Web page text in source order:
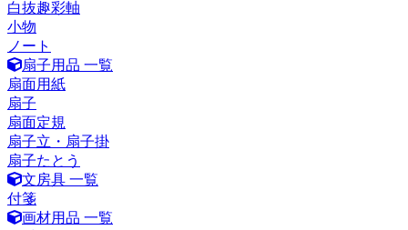
白抜趣彩軸
小物
ノート
扇子用品 一覧
扇面用紙
扇子
扇面定規
扇子立・扇子掛
扇子たとう
文房具 一覧
付箋
画材用品 一覧